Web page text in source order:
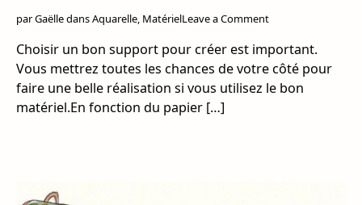
parGaëlledansAquarelle, MatérielLeave a Commenton
son
papier
aquarelle
Choisir un bon support pour créer est important.
Vous mettrez toutes les chances de votre côté pour
faire une belle réalisation si vous utilisez le bon
matériel.En fonction du papier […]